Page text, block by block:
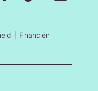
Financiën